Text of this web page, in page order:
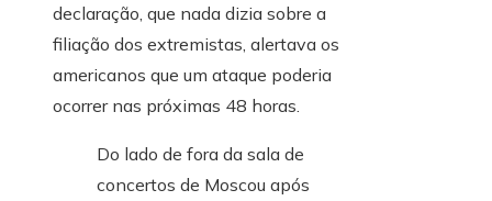
declaração, que nada dizia sobre a
filiação dos extremistas, alertava os
americanos que um ataque poderia
ocorrer nas próximas 48 horas.
Do lado de fora da sala de
concertos de Moscou após